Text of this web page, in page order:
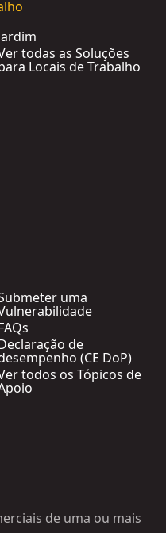
todas as Soluções
Locais de Trabalho
uma
de
(CE DoP)
todos os Tópicos de
de uma ou mais